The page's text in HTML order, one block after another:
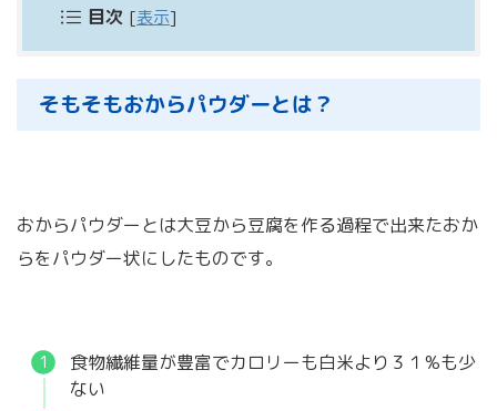
目次 [表示]
そもそもおからパウダーとは？
おからパウダーとは大豆から豆腐を作る過程で出来たおか
らをパウダー状にしたものです。
食物繊維量が豊富でカロリーも白米より３１%も少
ない